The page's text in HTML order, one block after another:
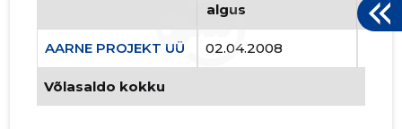
algus
lõpp
AARNE PROJEKT UÜ 02.04.2008
Võlasaldo kokku